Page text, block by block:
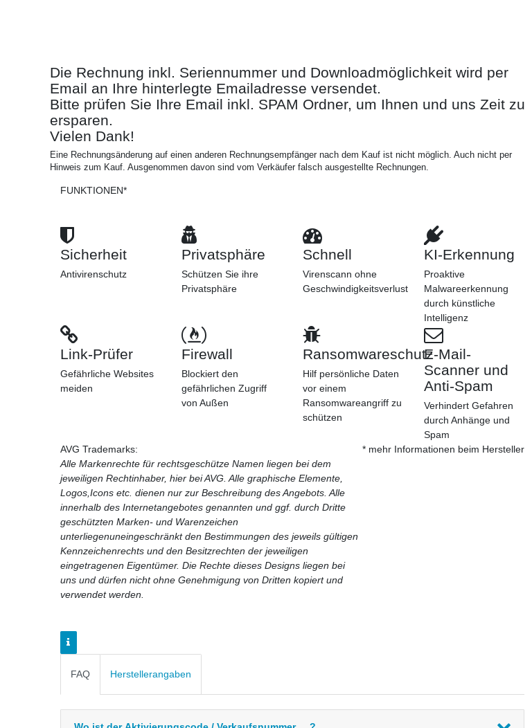
Die Rechnung inkl. Seriennummer und Downloadmöglichkeit wird per
Email an Ihre hinterlegte Emailadresse versendet.
Bitte prüfen Sie Ihre Email inkl. SPAM Ordner, um Ihnen und uns Zeit zu
ersparen.
Vielen Dank!
Eine Rechnungsänderung auf einen anderen Rechnungsempfänger nach dem Kauf ist nicht möglich. Auch nicht per
Hinweis zum Kauf. Ausgenommen davon sind vom Verkäufer falsch ausgestellte Rechnungen.
FUNKTIONEN*
Sicherheit
Antivirenschutz
Privatsphäre
Schützen Sie ihre
Privatsphäre
Schnell
Virenscann ohne
Geschwindigkeitsverlust
KI-Erkennung
Proaktive
Malwareerkennung
durch künstliche
Intelligenz
Link-Prüfer
Gefährliche Websites
meiden
Firewall
Blockiert den
gefährlichen Zugriff
von Außen
Ransomwareschutz
Hilf persönliche Daten
vor einem
Ransomwareangriff zu
schützen
E-Mail-
Scanner und
Anti-Spam
Verhindert Gefahren
durch Anhänge und
Spam
* mehr Informationen beim Hersteller
AVG Trademarks:
Alle Markenrechte für rechtsgeschütze Namen liegen bei dem
jeweiligen Rechtinhaber, hier bei AVG. Alle graphische Elemente,
Logos,Icons etc. dienen nur zur Beschreibung des Angebots. Alle
innerhalb des Internetangebotes genannten und ggf. durch Dritte
geschützten Marken- und Warenzeichen
unterliegenuneingeschränkt den Bestimmungen des jeweils gültigen
Kennzeichenrechts und den Besitzrechten der jeweiligen
eingetragenen Eigentümer. Die Rechte dieses Designs liegen bei
uns und dürfen nicht ohne Genehmigung von Dritten kopiert und
verwendet werden.
FAQ Herstellerangaben